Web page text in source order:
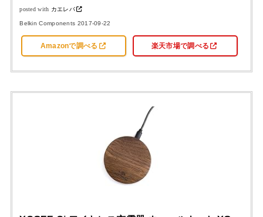
posted with カエレバ
Belkin Components 2017-09-22
Amazonで調べる 楽天市場で調べる